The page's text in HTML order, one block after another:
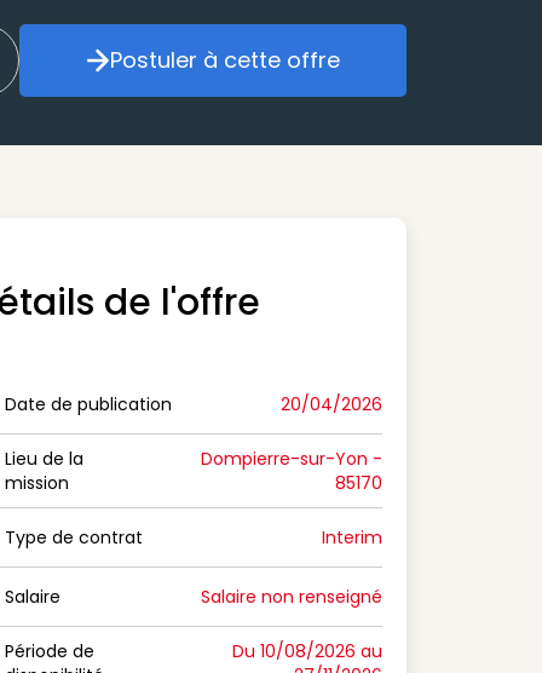
mon alerte Postuler à cette offre
Postuler à cette offre
de l'offre
Date de publication
Date de publication 20/04/2026
Lieu de la mission
Lieu de la
mission
Dompierre-sur-Yon -
85170
Type de contrat
Type de contrat Interim
Salaire
Salaire Salaire non renseigné
Période de
Du 10/08/2026 au